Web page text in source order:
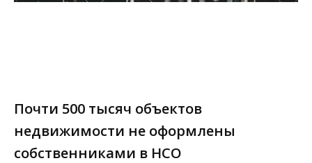
Почти 500 тысяч объектов
недвижимости не оформлены
собственниками в НСО